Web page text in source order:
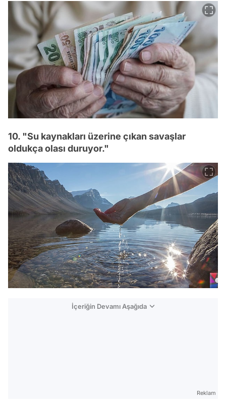
10. "Su kaynakları üzerine çıkan savaşlar
oldukça olası duruyor."
İçeriğin Devamı Aşağıda
Reklam